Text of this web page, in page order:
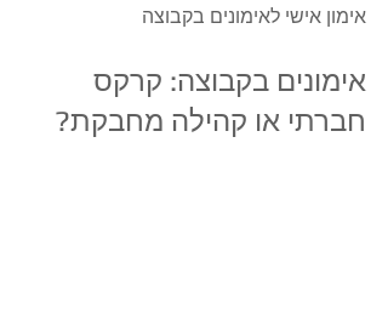
אימון אישי לאימונים בקבוצה
אימונים בקבוצה: קרקס
חברתי או קהילה מחבקת?